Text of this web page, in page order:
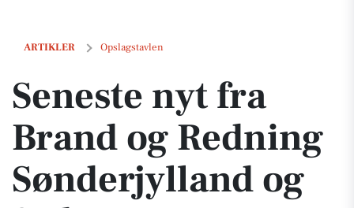
ARTIKLER Opslagstavlen
Seneste nyt fra Brand og Redning Sønderjylland og Syd- og
Seneste nyt fra
Brand og Redning
Sønderjylland og